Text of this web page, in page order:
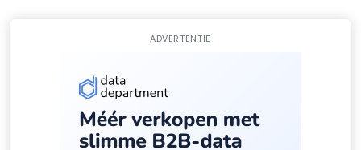
ADVERTENTIE